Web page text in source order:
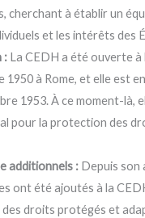
cherchant à établir un
et les intérêts des
: La CEDH a été ouverte à
1950 à Rome, et elle est
1953. À ce moment-là,
pour la protection des
additionnels : Depuis son
ont été ajoutés à la
droits protégés et